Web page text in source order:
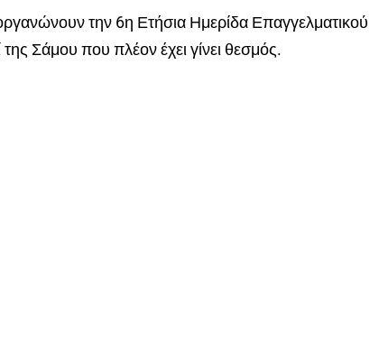
την 6η Ετήσια Ημερίδα Επαγγελματικού
Σάμου που πλέον έχει γίνει θεσμός.